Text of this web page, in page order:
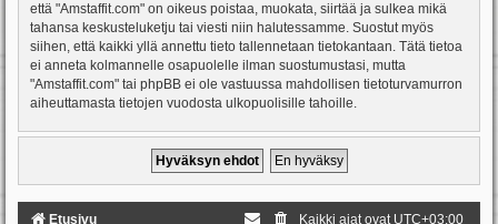
että "Amstaffit.com" on oikeus poistaa, muokata, siirtää ja sulkea mikä
tahansa keskusteluketju tai viesti niin halutessamme. Suostut myös
siihen, että kaikki yllä annettu tieto tallennetaan tietokantaan. Tätä tietoa
ei anneta kolmannelle osapuolelle ilman suostumustasi, mutta
"Amstaffit.com" tai phpBB ei ole vastuussa mahdollisen tietoturvamurron
aiheuttamasta tietojen vuodosta ulkopuolisille tahoille.
Etusivu Kaikki ajat ovat UTC+03:00